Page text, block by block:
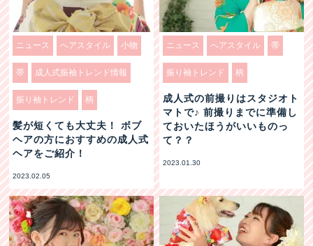
ニュース へアスタイル 小物
帯 成人式振袖トレンド情報
振り袖トレンド 柄
髪が短くても大丈夫！ ボブ
ヘアの方におすすめの成人式
ヘアをご紹介！
2023.02.05
ニュース へアスタイル 帯
振り袖トレンド 柄
成人式の前撮りはスタジオト
マトで♪ 前撮りまでに準備し
ておいたほうがいいものっ
て？？
2023.01.30